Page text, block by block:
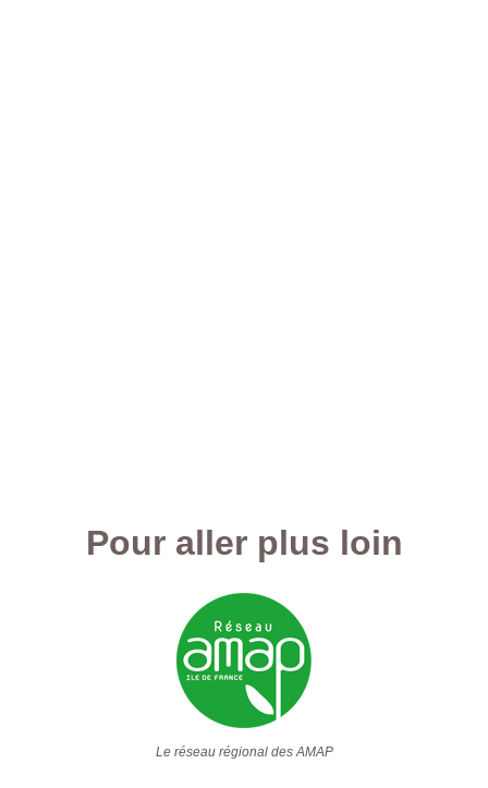
Pour aller plus loin
Le réseau régional des AMAP